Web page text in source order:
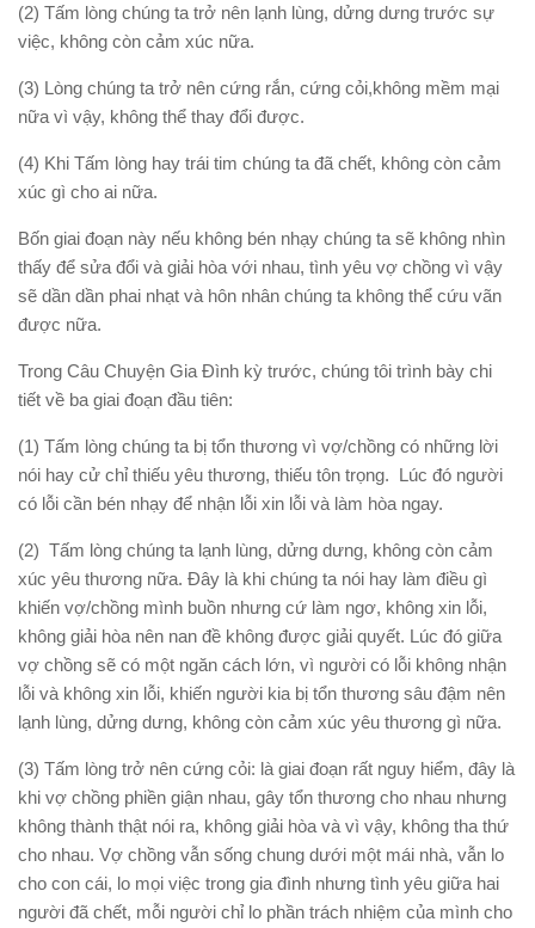
(2) Tấm lòng chúng ta trở nên lạnh lùng, dửng dưng trước sự
việc, không còn cảm xúc nữa.
(3) Lòng chúng ta trở nên cứng rắn, cứng cỏi,không mềm mại
nữa vì vậy, không thể thay đổi được.
(4) Khi Tấm lòng hay trái tim chúng ta đã chết, không còn cảm
xúc gì cho ai nữa.
Bốn giai đoạn này nếu không bén nhạy chúng ta sẽ không nhìn
thấy để sửa đổi và giải hòa với nhau, tình yêu vợ chồng vì vậy
sẽ dần dần phai nhạt và hôn nhân chúng ta không thể cứu vãn
được nữa.
Trong Câu Chuyện Gia Đình kỳ trước, chúng tôi trình bày chi
tiết về ba giai đoạn đầu tiên:
(1) Tấm lòng chúng ta bị tổn thương vì vợ/chồng có những lời
nói hay cử chỉ thiếu yêu thương, thiếu tôn trọng. Lúc đó người
có lỗi cần bén nhạy để nhận lỗi xin lỗi và làm hòa ngay.
(2) Tấm lòng chúng ta lạnh lùng, dửng dưng, không còn cảm
xúc yêu thương nữa. Đây là khi chúng ta nói hay làm điều gì
khiến vợ/chồng mình buồn nhưng cứ làm ngơ, không xin lỗi,
không giải hòa nên nan đề không được giải quyết. Lúc đó giữa
vợ chồng sẽ có một ngăn cách lớn, vì người có lỗi không nhận
lỗi và không xin lỗi, khiến người kia bị tổn thương sâu đậm nên
lạnh lùng, dửng dưng, không còn cảm xúc yêu thương gì nữa.
(3) Tấm lòng trở nên cứng cỏi: là giai đoạn rất nguy hiểm, đây là
khi vợ chồng phiền giận nhau, gây tổn thương cho nhau nhưng
không thành thật nói ra, không giải hòa và vì vậy, không tha thứ
cho nhau. Vợ chồng vẫn sống chung dưới một mái nhà, vẫn lo
cho con cái, lo mọi việc trong gia đình nhưng tình yêu giữa hai
người đã chết, mỗi người chỉ lo phần trách nhiệm của mình cho